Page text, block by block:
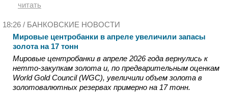
читать
18:26 / БАНКОВСКИЕ НОВОСТИ
Мировые центробанки в апреле увеличили запасы
золота на 17 тонн
Мировые центробанки в апреле 2026 года вернулись к
нетто-закупкам золота и, по предварительным оценкам
World Gold Council (WGC), увеличили объем золота в
золотовалютных резервах примерно на 17 тонн.